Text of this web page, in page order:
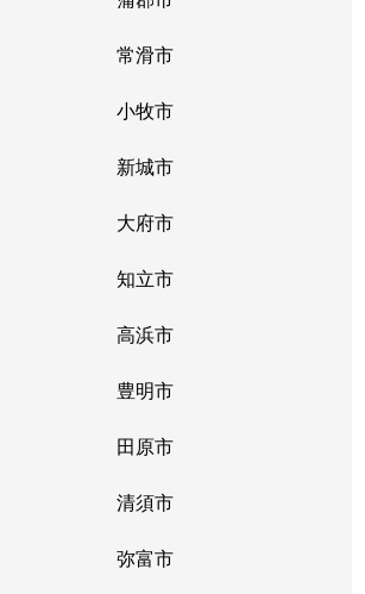
常滑市
小牧市
新城市
大府市
知立市
高浜市
豊明市
田原市
清須市
弥富市